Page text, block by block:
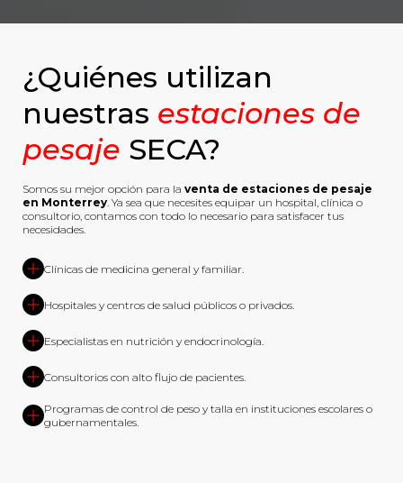
¿Quiénes utilizan
nuestras estaciones de
pesaje SECA?
Somos su mejor opción para la venta de estaciones de pesaje
en Monterrey. Ya sea que necesites equipar un hospital, clínica o
consultorio, contamos con todo lo necesario para satisfacer tus
necesidades.
Clínicas de medicina general y familiar.
Hospitales y centros de salud públicos o privados.
Especialistas en nutrición y endocrinología.
Consultorios con alto flujo de pacientes.
Programas de control de peso y talla en instituciones escolares o
gubernamentales.